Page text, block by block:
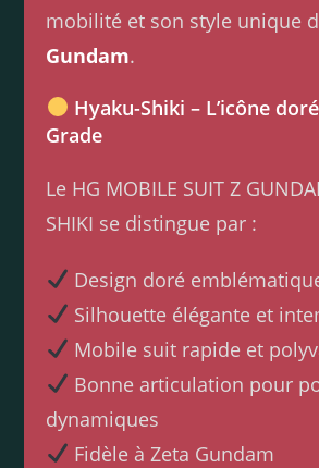
mobilité et son style unique
Gundam.
Hyaku-Shiki – L’icône
Grade
Le HG MOBILE SUIT Z
SHIKI se distingue par :
Design doré
Silhouette élégante et
Mobile suit rapide et
Bonne articulation pour
dynamiques
Fidèle à Zeta Gundam